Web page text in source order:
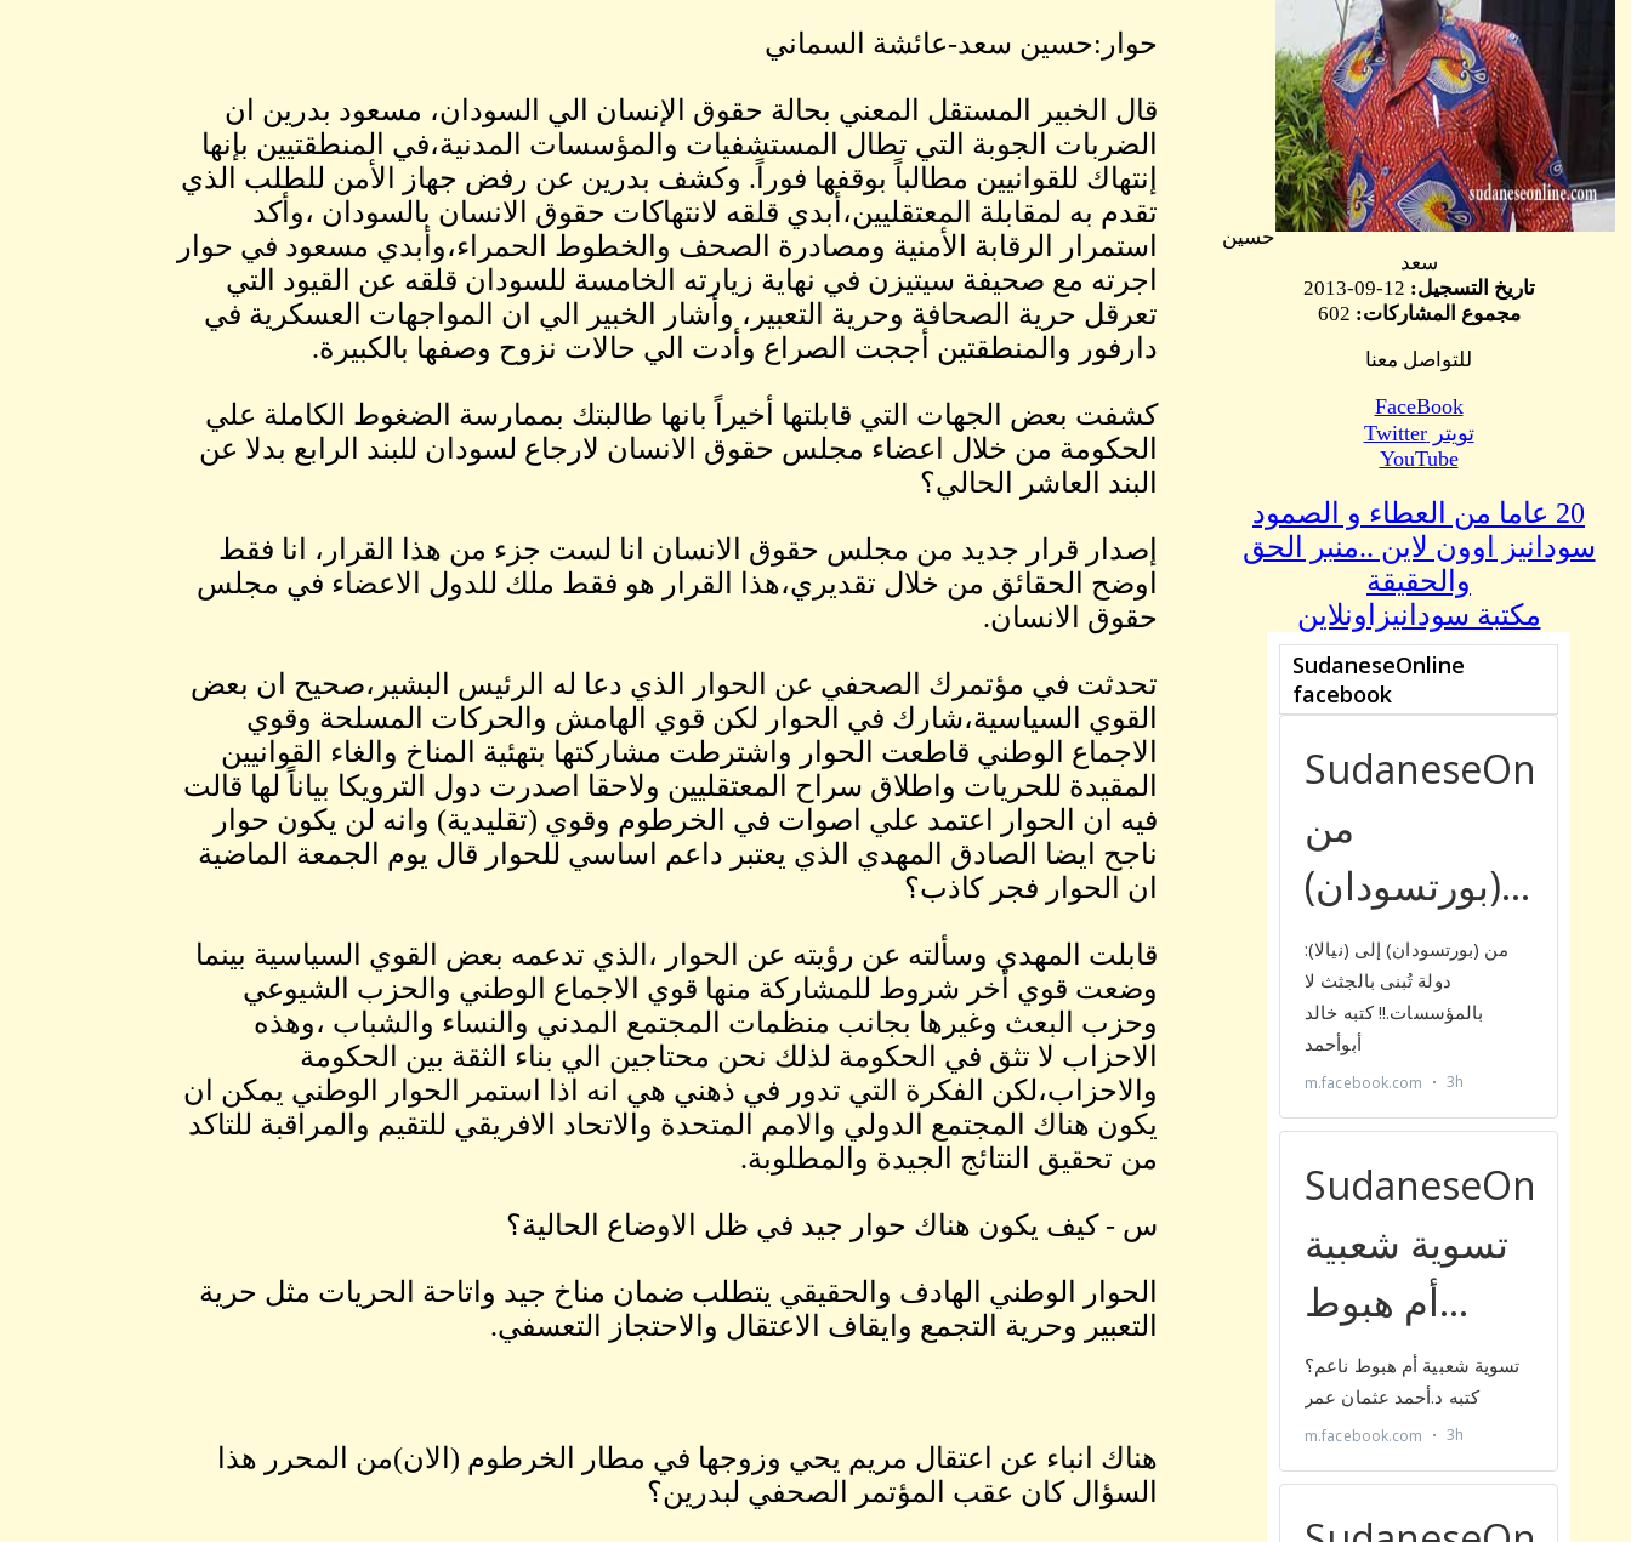
حسين
سعد
تاريخ التسجيل:
مجموع المشاركات:
للتواصل معنا
FaceBook
تويتر Twitter
YouTube
20 عاما من العطاء و الصمود
سودانيز اوون لاين ..منبر الحق
والحقيقة
مكتبة سودانيزاونلاين
حوار:حسين سعد-عائشة السماني
قال الخبير المستقل المعني بحالة حقوق الإنسان الي السودان، مسعود بدرين ان
الضربات الجوبة التي تطال المستشفيات والمؤسسات المدنية،في المنطقتيين بإنها
إنتهاك للقوانيين مطالباً بوقفها فوراً. وكشف بدرين عن رفض جهاز الأمن للطلب الذي
تقدم به لمقابلة المعتقليين،أبدي قلقه لانتهاكات حقوق الانسان بالسودان ،وأكد
استمرار الرقابة الأمنية ومصادرة الصحف والخطوط الحمراء،وأبدي مسعود في حوار
اجرته مع صحيفة سيتيزن في نهاية زيارته الخامسة للسودان قلقه عن القيود التي
تعرقل حرية الصحافة وحرية التعبير، وأشار الخبير الي ان المواجهات العسكرية في
دارفور والمنطقتين أججت الصراع وأدت الي حالات نزوح وصفها بالكبيرة.
كشفت بعض الجهات التي قابلتها أخيراً بانها طالبتك بممارسة الضغوط الكاملة علي
الحكومة من خلال اعضاء مجلس حقوق الانسان لارجاع لسودان للبند الرابع بدلا عن
البند العاشر الحالي؟
إصدار قرار جديد من مجلس حقوق الانسان انا لست جزء من هذا القرار، انا فقط
اوضح الحقائق من خلال تقديري،هذا القرار هو فقط ملك للدول الاعضاء في مجلس
حقوق الانسان.
تحدثت في مؤتمرك الصحفي عن الحوار الذي دعا له الرئيس البشير،صحيح ان بعض
القوي السياسية،شارك في الحوار لكن قوي الهامش والحركات المسلحة وقوي
الاجماع الوطني قاطعت الحوار واشترطت مشاركتها بتهئية المناخ والغاء القوانيين
المقيدة للحريات واطلاق سراح المعتقليين ولاحقا اصدرت دول الترويكا بياناً لها قالت
فيه ان الحوار اعتمد علي اصوات في الخرطوم وقوي (تقليدية) وانه لن يكون حوار
ناجح ايضا الصادق المهدي الذي يعتبر داعم اساسي للحوار قال يوم الجمعة الماضية
ان الحوار فجر كاذب؟
قابلت المهدي وسألته عن رؤيته عن الحوار ،الذي تدعمه بعض القوي السياسية بينما
وضعت قوي أخر شروط للمشاركة منها قوي الاجماع الوطني والحزب الشيوعي
وحزب البعث وغيرها بجانب منظمات المجتمع المدني والنساء والشباب ،وهذه
الاحزاب لا تثق في الحكومة لذلك نحن محتاجين الي بناء الثقة بين الحكومة
والاحزاب،لكن الفكرة التي تدور في ذهني هي انه اذا استمر الحوار الوطني يمكن ان
يكون هناك المجتمع الدولي والامم المتحدة والاتحاد الافريقي للتقيم والمراقبة للتاكد
من تحقيق النتائج الجيدة والمطلوبة.
س - كيف يكون هناك حوار جيد في ظل الاوضاع الحالية؟
الحوار الوطني الهادف والحقيقي يتطلب ضمان مناخ جيد واتاحة الحريات مثل حرية
التعبير وحرية التجمع وايقاف الاعتقال والاحتجاز التعسفي.
هناك انباء عن اعتقال مريم يحي وزوجها في مطار الخرطوم (الان)من المحرر هذا
السؤال كان عقب المؤتمر الصحفي لبدرين؟